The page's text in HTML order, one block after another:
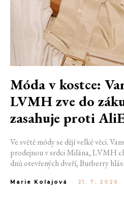
Móda v kostce:
LVMH zve do
zasahuje proti
Ve světě módy se dějí velké věci.
prodejnou v srdci Milána, LVMH
dnů otevřených dveří, Burberry
AliExpress.
Marie Kolajová - 21. 7. 2026